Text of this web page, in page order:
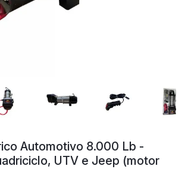
Automotivo 8.000 Lb -
UTV e Jeep (motor